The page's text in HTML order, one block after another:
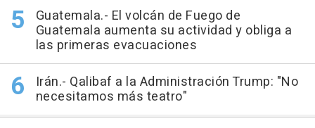
Guatemala.- El volcán de Fuego de
Guatemala aumenta su actividad y obliga a
las primeras evacuaciones
Irán.- Qalibaf a la Administración Trump: "No
necesitamos más teatro"